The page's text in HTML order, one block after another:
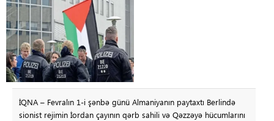
İQNA – Fevralın 1-i şənbə günü Almaniyanın paytaxtı Berlində
sionist rejimin İordan çayının qərb sahili və Qəzzəyə hücumlarını